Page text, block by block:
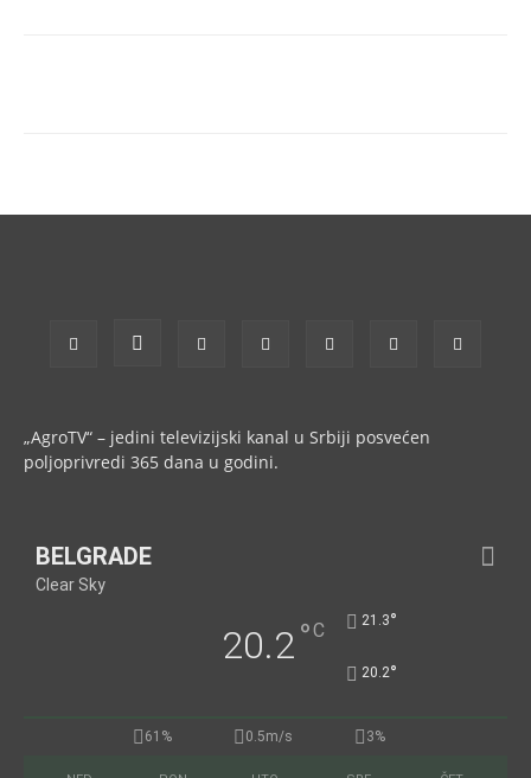
„AgroTV“ – jedini televizijski kanal u Srbiji posvećen
poljoprivredi 365 dana u godini.
BELGRADE
Clear Sky
20.2°C 21.3°
20.2°
61% 0.5m/s 3%